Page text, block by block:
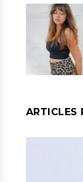
ARTICLES